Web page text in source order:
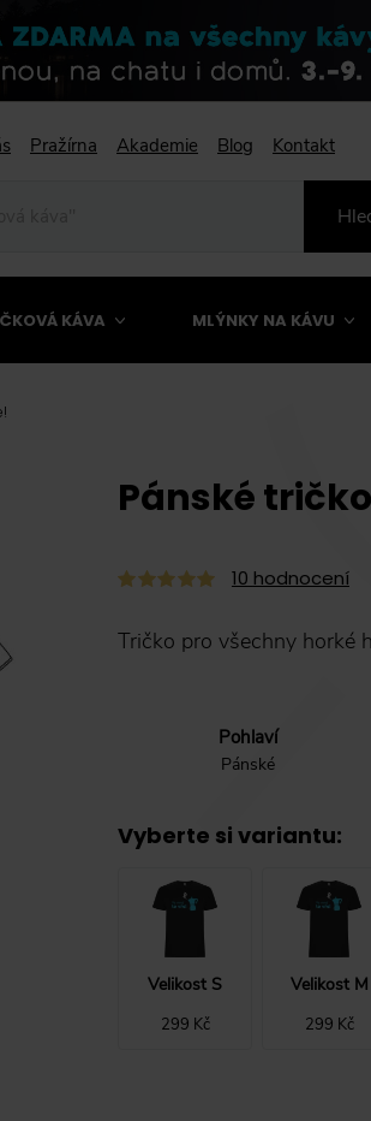
Pražírna Akademie Blog Kontakt
KÁVA MLÝNKY NA KÁVU
Pánské
10 hodnocení
Tričko pro všechny horké
Pohlaví
Pánské
Vyberte si variantu:
Velikost S
299 Kč
Velikost M
299 Kč